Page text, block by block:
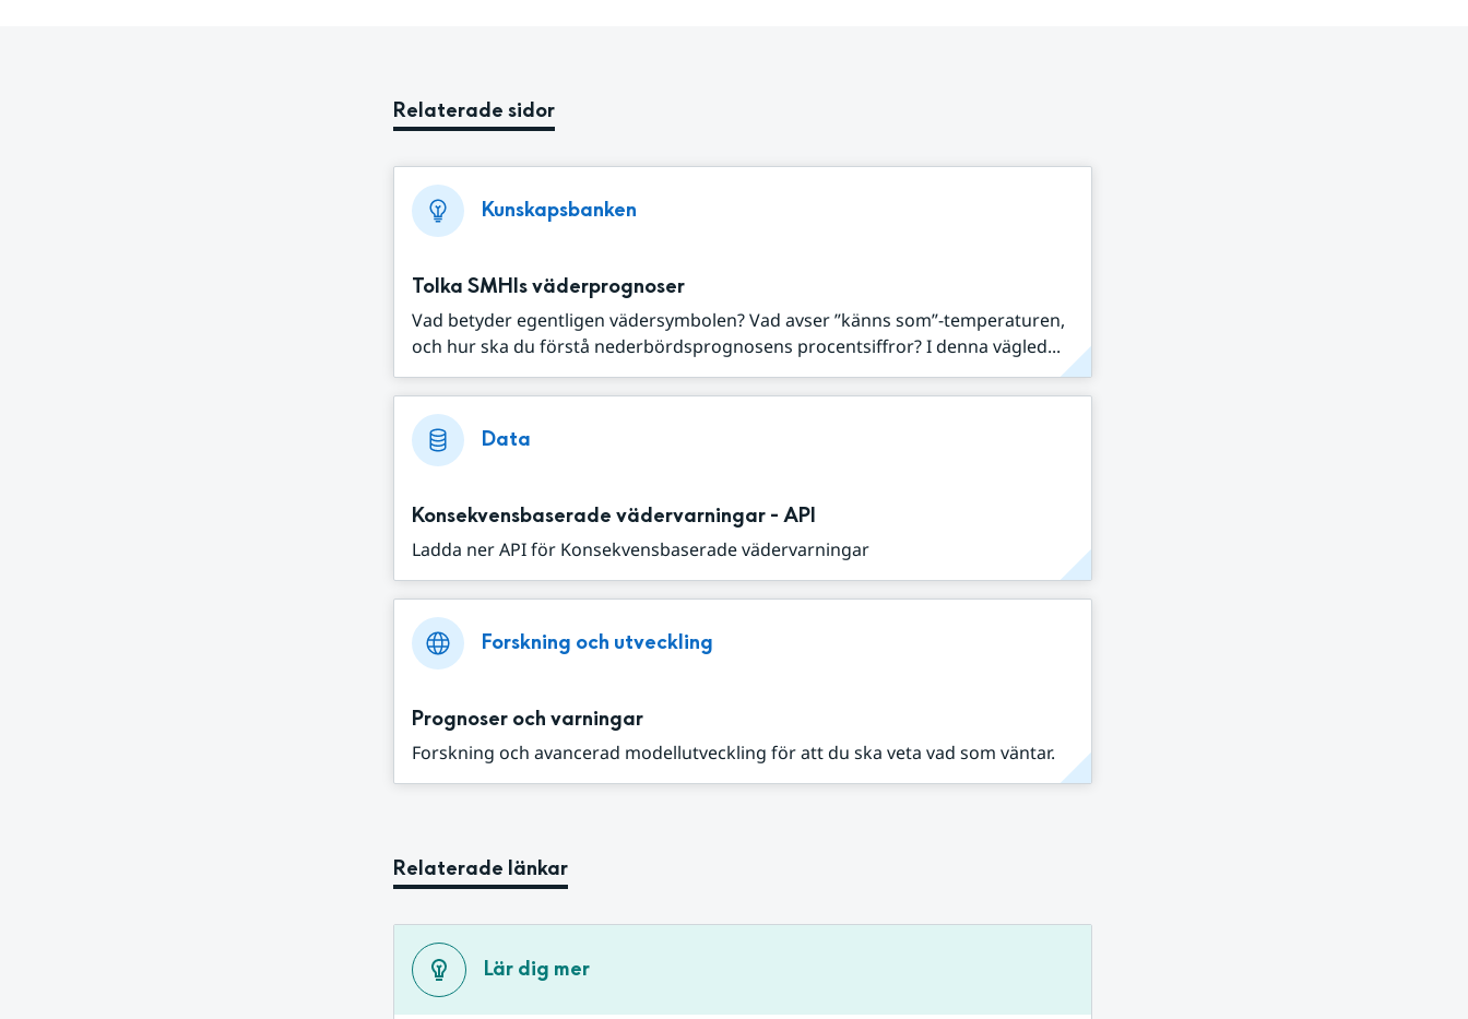
Relaterade sidor
Kunskapsbanken
Tolka SMHIs väderprognoser
Vad betyder egentligen vädersymbolen? Vad avser ”känns som”-temperaturen,
och hur ska du förstå nederbördsprognosens procentsiffror? I denna vägled...
Data
Konsekvensbaserade vädervarningar - API
Ladda ner API för Konsekvensbaserade vädervarningar
Forskning och utveckling
Prognoser och varningar
Forskning och avancerad modellutveckling för att du ska veta vad som väntar.
Relaterade länkar
Lär dig mer